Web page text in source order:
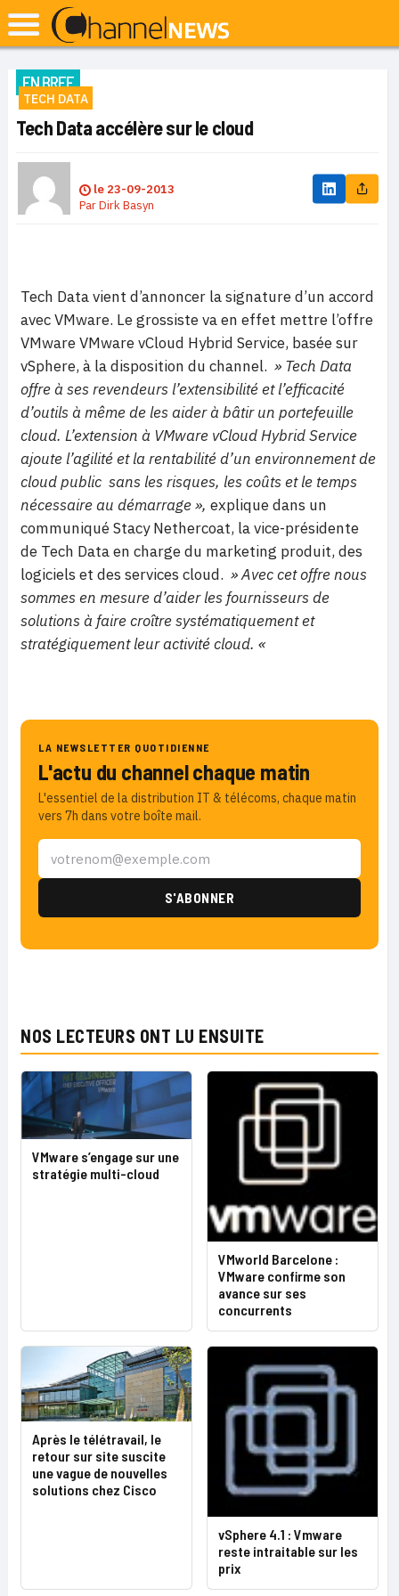
EN BREF
TECH DATA
Tech Data accélère sur le cloud
le 23-09-2013
ParDirk Basyn
Tech Data vient d’annoncer la signature d’un accord
avec VMware. Le grossiste va en effet mettre l’offre
VMware VMware vCloud Hybrid Service, basée sur
vSphere, à la disposition du channel. » Tech Data
offre à ses revendeurs l’extensibilité et l’efficacité
d’outils à même de les aider à bâtir un portefeuille
cloud. L’extension à VMware vCloud Hybrid Service
ajoute l’agilité et la rentabilité d’un environnement de
cloud public sans les risques, les coûts et le temps
nécessaire au démarrage », explique dans un
communiqué Stacy Nethercoat, la vice-présidente
de Tech Data en charge du marketing produit, des
logiciels et des services cloud. » Avec cet offre nous
sommes en mesure d’aider les fournisseurs de
solutions à faire croître systématiquement et
stratégiquement leur activité cloud. «
LA NEWSLETTER QUOTIDIENNE
L'actu du channel chaque matin
L'essentiel de la distribution IT & télécoms, chaque matin
vers 7h dans votre boîte mail.
NOS LECTEURS ONT LU ENSUITE
VMware s’engage sur une
stratégie multi-cloud
VMworld Barcelone :
VMware confirme son
avance sur ses
concurrents
Après le télétravail, le
retour sur site suscite
une vague de nouvelles
solutions chez Cisco
vSphere 4.1 : Vmware
reste intraitable sur les
prix